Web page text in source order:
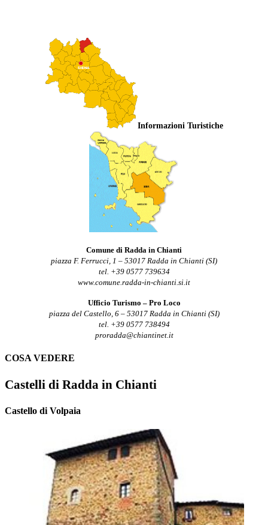
Informazioni Turistiche
Comune di Radda in Chianti
piazza F. Ferrucci, 1 – 53017 Radda in Chianti (SI)
tel. +39 0577 739634
www.comune.radda-in-chianti.si.it
Ufficio Turismo – Pro Loco
piazza del Castello, 6 – 53017 Radda in Chianti (SI)
tel. +39 0577 738494
proradda@chiantinet.it
COSA VEDERE
Castelli di Radda in Chianti
Castello di Volpaia